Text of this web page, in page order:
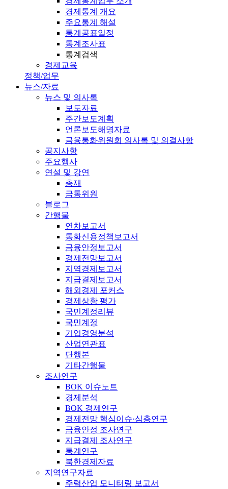
경제통계 개요
주요통계 해설
통계공표일정
통계조사표
통계검색
경제교육
정책/업무
뉴스/자료
뉴스 및 의사록
보도자료
주간보도계획
언론보도해명자료
금융통화위원회 의사록 및 의결사항
공지사항
주요행사
연설 및 강연
총재
금통위원
블로그
간행물
연차보고서
통화신용정책보고서
금융안정보고서
경제전망보고서
지역경제보고서
지급결제보고서
해외경제 포커스
경제상황 평가
국민계정리뷰
국민계정
기업경영분석
산업연관표
단행본
기타간행물
조사연구
BOK 이슈노트
경제분석
BOK 경제연구
경제전망 핵심이슈·심층연구
금융안정 조사연구
지급결제 조사연구
통계연구
북한경제자료
지역연구자료
주력산업 모니터링 보고서